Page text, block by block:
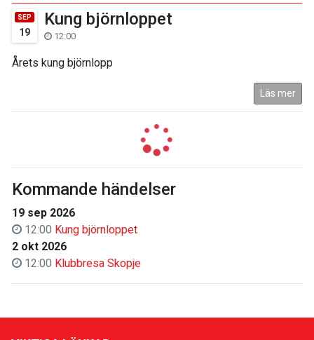
SEP
19
Kung björnloppet
12:00
Årets kung björnlopp
Läs mer
Kommande händelser
19 sep 2026
12:00 Kung björnloppet
2 okt 2026
12:00 Klubbresa Skopje